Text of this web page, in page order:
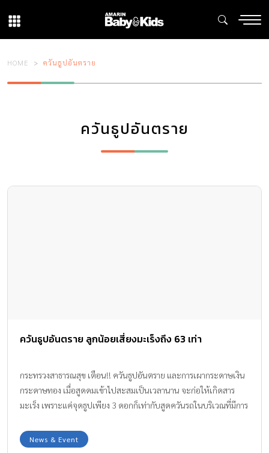
HOME ควันธูปอันตราย
ควันธูปอันตราย
ควันธูปอันตราย ลูกน้อยเสี่ยงมะเร็งถึง 63 เท่า
กระทรวงสาธารณสุข เตือน!! ควันธูปอันตราย และการเผากระดาษเงิน
กระดาษทอง เมื่อสูดดมเข้าไปสะสมเป็นเวลานาน จะก่อให้เกิดสาร
มะเร็ง เพราะแค่จุดธูปเพียง 3 ดอกก็เท่ากับสูดควันรถในบริเวณที่มีการ
อากาศถ่ายเท
News & Event